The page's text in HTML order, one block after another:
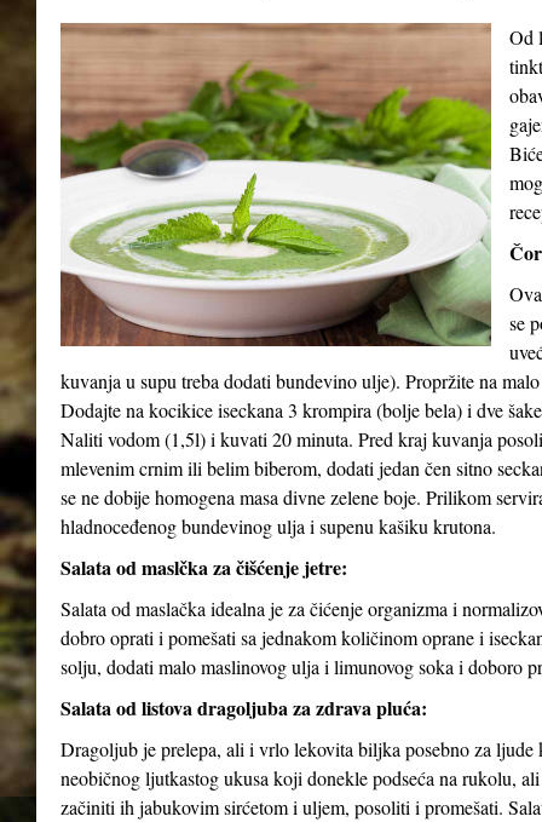
Od
se
kuvanja u supu treba dodati bundevino ulje). Propržite na
Dodajte na kocikice iseckana 3 krompira (bolje bela) i dve
Naliti vodom (1,5l) i kuvati 20 minuta. Pred kraj kuvanja
mlevenim crnim ili belim biberom, dodati jedan čen sitno
se ne dobije homogena masa divne zelene boje. Prilikom
hladnoceđenog bundevinog ulja i supenu kašiku krutona.
Salata od maslčka za čišćenje jetre:
Salata od maslačka idealna je za čićenje organizma i
dobro oprati i pomešati sa jednakom količinom oprane i
solju, dodati malo maslinovog ulja i limunovog soka i doboro
Salata od listova dragoljuba za zdrava pluća:
Dragoljub je prelepa, ali i vrlo lekovita biljka posebno za
neobičnog ljutkastog ukusa koji donekle podseća na rukolu,
začiniti ih jabukovim sirćetom i uljem, posoliti i promešati.